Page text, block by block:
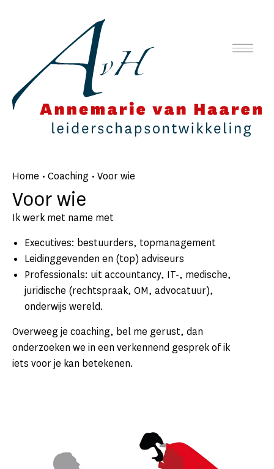
Home • Coaching • Voor wie
Voor wie
Ik werk met name met
Executives: bestuurders, topmanagement
Leidinggevenden en (top) adviseurs
Professionals: uit accountancy, IT-, medische,
juridische (rechtspraak, OM, advocatuur),
onderwijs wereld.
Overweeg je coaching, bel me gerust, dan
onderzoeken we in een verkennend gesprek of ik
iets voor je kan betekenen.